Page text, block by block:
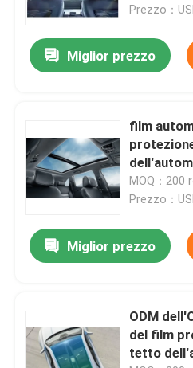
Prezzo：
Miglior prezzo
film
10mil
MOQ：200
Prezzo：
Miglior prezzo
ODM
del film
tetto